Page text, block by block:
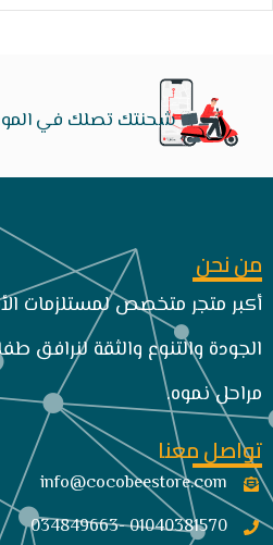
شحنتك تصلك في
من نحن
أكبر متجر متخصص لمستلزمات
الجودة والتنوع والثقة
مراحل نموه.
تواصل معنا
info@cocobeestore.com​
01040381570 -034849663